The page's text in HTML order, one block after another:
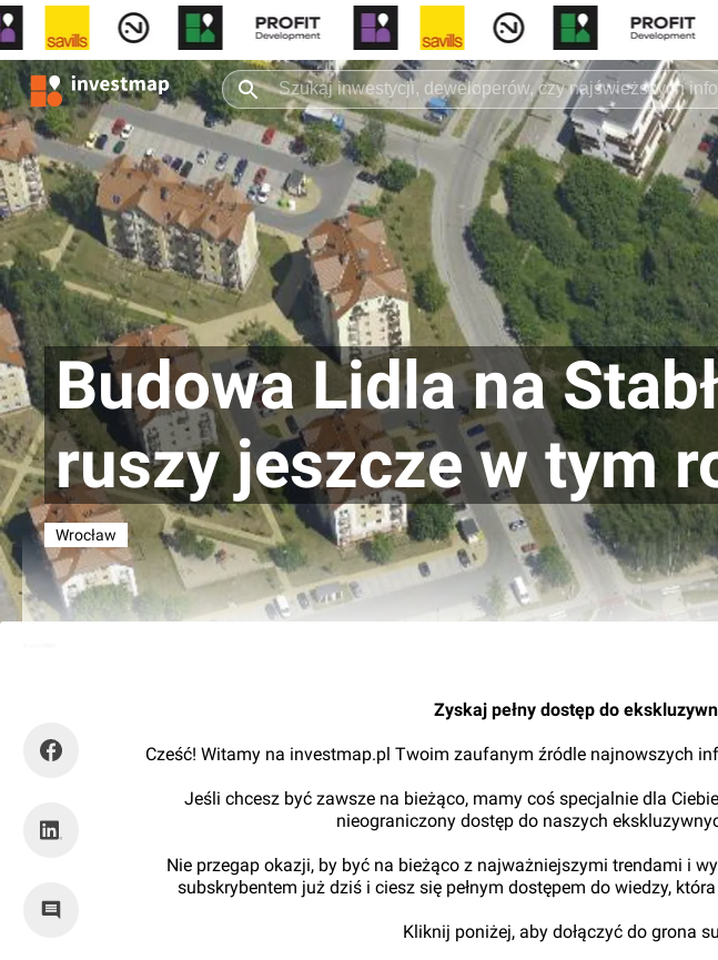
Budowa Lidla na
ruszy jeszcze w tym
Wrocław
Zyskaj pełny dostęp do
Cześć! Witamy na investmap.pl Twoim zaufanym źródle najnowszych
Jeśli chcesz być zawsze na bieżąco, mamy coś specjalnie dla
nieograniczony dostęp do naszych
Nie przegap okazji, by być na bieżąco z najważniejszymi trendami i
subskrybentem już dziś i ciesz się pełnym dostępem do wiedzy,
Kliknij poniżej, aby dołączyć do grona